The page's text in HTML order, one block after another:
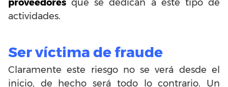
proveedores que se dedican a este tipo de
actividades.
Ser víctima de fraude
Claramente este riesgo no se verá desde el
inicio, de hecho será todo lo contrario. Un